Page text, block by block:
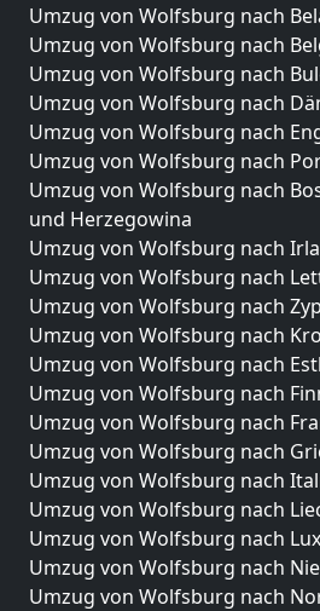
Umzug von Wolfsburg nach
Umzug von Wolfsburg nach
Umzug von Wolfsburg nach
Umzug von Wolfsburg nach
Umzug von Wolfsburg nach
Umzug von Wolfsburg nach
Umzug von Wolfsburg nach
und Herzegowina
Umzug von Wolfsburg nach
Umzug von Wolfsburg nach
Umzug von Wolfsburg nach
Umzug von Wolfsburg nach
Umzug von Wolfsburg nach
Umzug von Wolfsburg nach
Umzug von Wolfsburg nach
Umzug von Wolfsburg nach
Umzug von Wolfsburg nach
Umzug von Wolfsburg nach
Umzug von Wolfsburg nach
Umzug von Wolfsburg nach
Umzug von Wolfsburg nach